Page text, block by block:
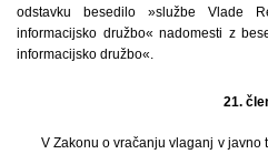
odstavku besedilo »službe Vlade
informacijsko družbo« nadomesti z
informacijsko družbo«.
21.
V Zakonu o vračanju vlaganj v